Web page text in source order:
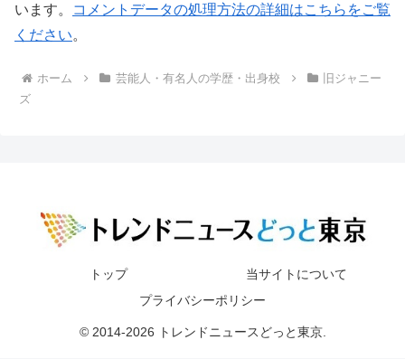
います。
コメントデータの処理方法の詳細はこちらをご覧
ください。
ホーム 芸能人・有名人の学歴・出身校
旧ジャニー
ズ
トップ
当サイトについて
プライバシーポリシー
© 2014-2026 トレンドニュースどっと東京.